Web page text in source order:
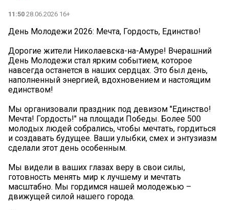
11:50 28.06.2026 16+
День Молодежи 2026: Мечта, Гордость, Единство!
Дорогие жители Николаевска-на-Амуре! Вчерашний
День Молодежи стал ярким событием, которое
навсегда останется в наших сердцах. Это был день,
наполненный энергией, вдохновением и настоящим
единством!
Мы организовали праздник под девизом "Единство!
Мечта! Гордость!" на площади Победы. Более 500
молодых людей собрались, чтобы мечтать, гордиться
и создавать будущее. Ваши улыбки, смех и энтузиазм
сделали этот день особенным.
Мы видели в ваших глазах веру в свои силы,
готовность менять мир к лучшему и мечтать
масштабно. Мы гордимся нашей молодежью –
движущей силой нашего города.️